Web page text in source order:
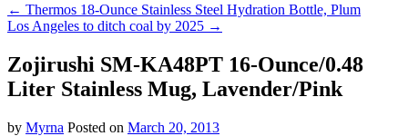
← Thermos 18-Ounce Stainless Steel Hydration Bottle, Plum
Los Angeles to ditch coal by 2025 →
Zojirushi SM-KA48PT 16-Ounce/0.48
Liter Stainless Mug, Lavender/Pink
by Myrna Posted on March 20, 2013